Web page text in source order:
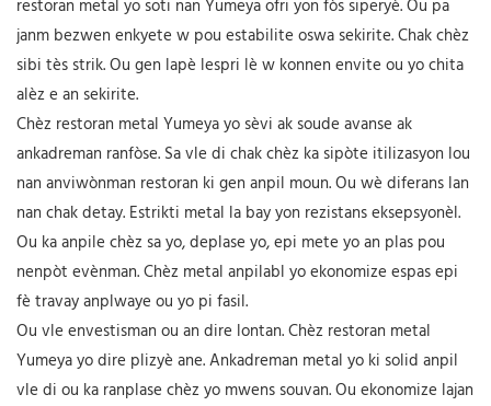
restoran metal yo soti nan Yumeya ofri yon fòs siperyè. Ou pa
janm bezwen enkyete w pou estabilite oswa sekirite. Chak chèz
sibi tès strik. Ou gen lapè lespri lè w konnen envite ou yo chita
alèz e an sekirite.
Chèz restoran metal Yumeya yo sèvi ak soude avanse ak
ankadreman ranfòse. Sa vle di chak chèz ka sipòte itilizasyon lou
nan anviwònman restoran ki gen anpil moun. Ou wè diferans lan
nan chak detay. Estrikti metal la bay yon rezistans eksepsyonèl.
Ou ka anpile chèz sa yo, deplase yo, epi mete yo an plas pou
nenpòt evènman.Chèz metal anpilabl yo ekonomize espas epi
fè travay anplwaye ou yo pi fasil.
Ou vle envestisman ou an dire lontan. Chèz restoran metal
Yumeya yo dire plizyè ane. Ankadreman metal yo ki solid anpil
vle di ou ka ranplase chèz yo mwens souvan. Ou ekonomize lajan